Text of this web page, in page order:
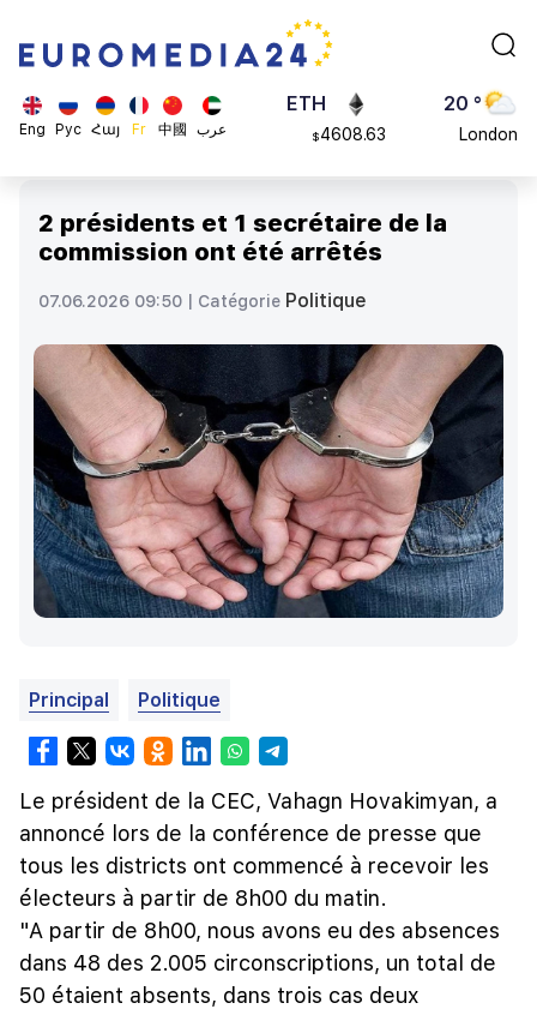
Eng Рус Հայ Fr 中國 عرب
ADA
0.868816
ETH
$4608.63
20 °
London
23 °
23 °
Madrid
2 présidents et 1 secrétaire de la
commission ont été arrêtés
07.06.2026 09:50 | Catégorie Politique
Principal Politique
Le président de la CEC, Vahagn Hovakimyan, a
annoncé lors de la conférence de presse que
tous les districts ont commencé à recevoir les
électeurs à partir de 8h00 du matin.
"A partir de 8h00, nous avons eu des absences
dans 48 des 2.005 circonscriptions, un total de
50 étaient absents, dans trois cas deux